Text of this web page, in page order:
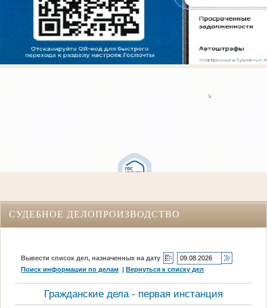
СУДЕБНОЕ ДЕЛОПРОИЗВОДСТВО
Вывести список дел, назначенных на дату
Поиск информации по делам |Вернуться к списку дел
Гражданские дела - первая инстанция